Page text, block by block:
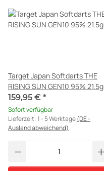
Target Japan Softdarts THE
RISING SUN GEN10 95% 21.5g
159,95 € *
Sofort verfügbar
Lieferzeit:1 - 5 Werktage(DE -
Ausland abweichend)